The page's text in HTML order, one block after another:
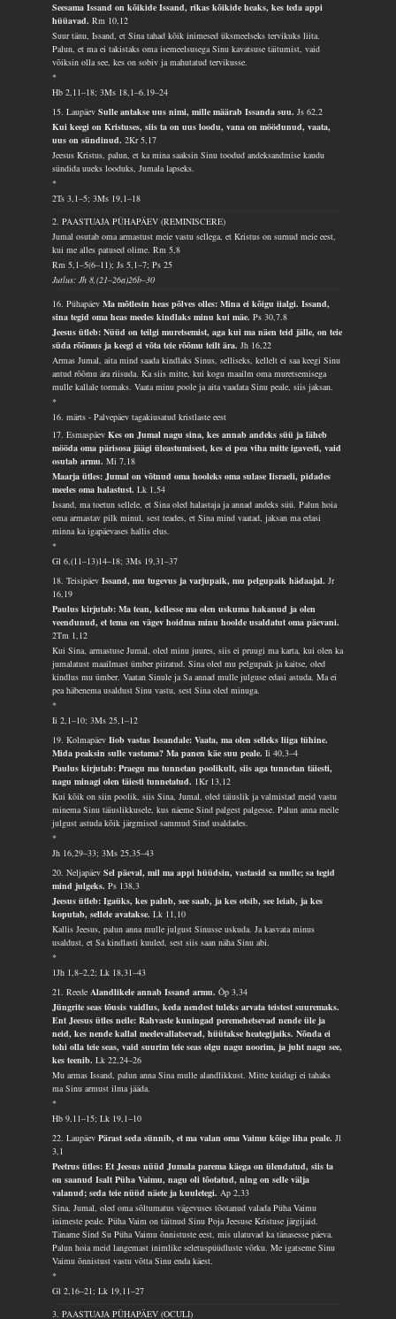
Seesama Issand on kõikide Issand, rikas kõikide heaks, kes teda appi
hüüavad.Rm 10,12
Suur tänu, Issand, et Sina tahad kõik inimesed üksmeelseks tervikuks liita.
Palun, et ma ei takistaks oma isemeelsusega Sinu kavatsuse täitumist, vaid
võiksin olla see, kes on sobiv ja mahutatud tervikusse.
*
Hb 2,11–18; 3Ms 18,1–6.19–24
15. LaupäevSulle antakse uus nimi, mille määrab Issanda suu.Js 62,2
Kui keegi on Kristuses, siis ta on uus loodu, vana on möödunud, vaata,
uus on sündinud.2Kr 5,17
Jeesus Kristus, palun, et ka mina saaksin Sinu toodud andeksandmise kaudu
sündida uueks looduks, Jumala lapseks.
*
2Ts 3,1–5; 3Ms 19,1–18
2. PAASTUAJA PÜHAPÄEV (REMINISCERE)
Jumal osutab oma armastust meie vastu sellega, et Kristus on surnud meie eest,
kui me alles patused olime.Rm 5,8
Rm 5,1–5(6–11); Js 5,1–7; Ps 25
Jutlus: Jh 8,(21–26a)26b–30
16. PühapäevMa mõtlesin heas põlves olles: Mina ei kõigu iialgi. Issand,
sina tegid oma heas meeles kindlaks minu kui mäe.Ps 30,7.8
Jeesus ütleb: Nüüd on teilgi muretsemist, aga kui ma näen teid jälle, on teie
süda rõõmus ja keegi ei võta teie rõõmu teilt ära.Jh 16,22
Armas Jumal, aita mind saada kindlaks Sinus, selliseks, kellelt ei saa keegi Sinu
antud rõõmu ära riisuda. Ka siis mitte, kui kogu maailm oma muretsemisega
mulle kallale tormaks. Vaata minu poole ja aita vaadata Sinu peale, siis jaksan.
*
16. märts - Palvepäev tagakiusatud kristlaste eest
17. EsmaspäevKes on Jumal nagu sina, kes annab andeks süü ja läheb
mööda oma pärisosa jäägi üleastumisest, kes ei pea viha mitte igavesti, vaid
osutab armu.Mi 7,18
Maarja ütles: Jumal on võtnud oma hooleks oma sulase Iisraeli, pidades
meeles oma halastust.Lk 1,54
Issand, ma toetun sellele, et Sina oled halastaja ja annad andeks süü. Palun hoia
oma armastav pilk minul, sest teades, et Sina mind vaatad, jaksan ma edasi
minna ka igapäevases hallis elus.
*
Gl 6,(11–13)14–18; 3Ms 19,31–37
18. TeisipäevIssand, mu tugevus ja varjupaik, mu pelgupaik hädaajal.Jr
16,19
Paulus kirjutab: Ma tean, kellesse ma olen uskuma hakanud ja olen
veendunud, et tema on vägev hoidma minu hoolde usaldatut oma päevani.
2Tm 1,12
Kui Sina, armastuse Jumal, oled minu juures, siis ei pruugi ma karta, kui olen ka
jumalatust maailmast ümber piiratud. Sina oled mu pelgupaik ja kaitse, oled
kindlus mu ümber. Vaatan Sinule ja Sa annad mulle julguse edasi astuda. Ma ei
pea häbenema usaldust Sinu vastu, sest Sina oled minuga.
*
Ii 2,1–10; 3Ms 25,1–12
19. KolmapäevIiob vastas Issandale: Vaata, ma olen selleks liiga tühine.
Mida peaksin sulle vastama? Ma panen käe suu peale.Ii 40,3–4
Paulus kirjutab: Praegu ma tunnetan poolikult, siis aga tunnetan täiesti,
nagu minagi olen täiesti tunnetatud. 1Kr 13,12
Kui kõik on siin poolik, siis Sina, Jumal, oled täiuslik ja valmistad meid vastu
minema Sinu täiuslikkusele, kus näeme Sind palgest palgesse. Palun anna meile
julgust astuda kõik järgmised sammud Sind usaldades.
*
Jh 16,29–33; 3Ms 25,35–43
20. NeljapäevSel päeval, mil ma appi hüüdsin, vastasid sa mulle; sa tegid
mind julgeks.Ps 138,3
Jeesus ütleb: Igaüks, kes palub, see saab, ja kes otsib, see leiab, ja kes
koputab, sellele avatakse.Lk 11,10
Kallis Jeesus, palun anna mulle julgust Sinusse uskuda. Ja kasvata minus
usaldust, et Sa kindlasti kuuled, sest siis saan näha Sinu abi.
*
1Jh 1,8–2,2; Lk 18,31–43
21. ReedeAlandlikele annab Issand armu.Õp 3,34
Jüngrite seas tõusis vaidlus, keda nendest tuleks arvata teistest suuremaks.
Ent Jeesus ütles neile: Rahvaste kuningad peremehetsevad nende üle ja
neid, kes nende kallal meelevallatsevad, hüütakse heategijaiks. Nõnda ei
tohi olla teie seas, vaid suurim teie seas olgu nagu noorim, ja juht nagu see,
kes teenib.Lk 22,24–26
Mu armas Issand, palun anna Sina mulle alandlikkust. Mitte kuidagi ei tahaks
ma Sinu armust ilma jääda.
*
Hb 9,11–15; Lk 19,1–10
22. LaupäevPärast seda sünnib, et ma valan oma Vaimu kõige liha peale.Jl
3,1
Peetrus ütles: Et Jeesus nüüd Jumala parema käega on ülendatud, siis ta
on saanud Isalt Püha Vaimu, nagu oli tõotatud, ning on selle välja
valanud; seda teie nüüd näete ja kuuletegi.Ap 2,33
Sina, Jumal, oled oma sõltumatus vägevuses tõotanud valada Püha Vaimu
inimeste peale. Püha Vaim on täitnud Sinu Poja Jeesuse Kristuse järgijaid.
Täname Sind Su Püha Vaimu õnnistuste eest, mis ulatuvad ka tänasesse päeva.
Palun hoia meid langemast inimlike seletuspüüdluste võrku. Me igatseme Sinu
Vaimu õnnistust vastu võtta Sinu enda käest.
*
Gl 2,16–21; Lk 19,11–27
3. PAASTUAJA PÜHAPÄEV (OCULI)